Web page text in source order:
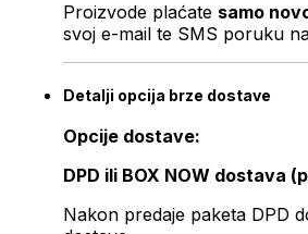
Proizvode plaćate samo
svoj e-mail te SMS poruku
Detalji opcija brze dostave
Opcije dostave:
DPD ili BOX NOW dostava
Nakon predaje paketa DPD